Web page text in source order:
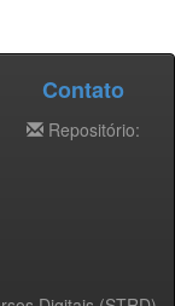
Contato
Repositório: